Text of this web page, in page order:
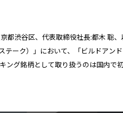
渋谷区、代表取締役社長:都木 聡
ーク）」において、「ビルドアン
グ銘柄として取り扱うのは国内で初